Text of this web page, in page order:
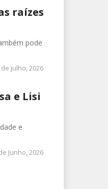
raízes
pode
de Julho, 2026
e Lisi
e
Junho, 2026